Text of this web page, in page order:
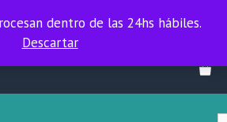
dentro de las 24hs hábiles.
dentro de las 24hs hábiles.
Descartar